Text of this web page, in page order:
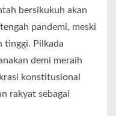
bersikukuh akan
pandemi, meski
tinggi. Pilkada
demi meraih
konstitusional
rakyat sebagai